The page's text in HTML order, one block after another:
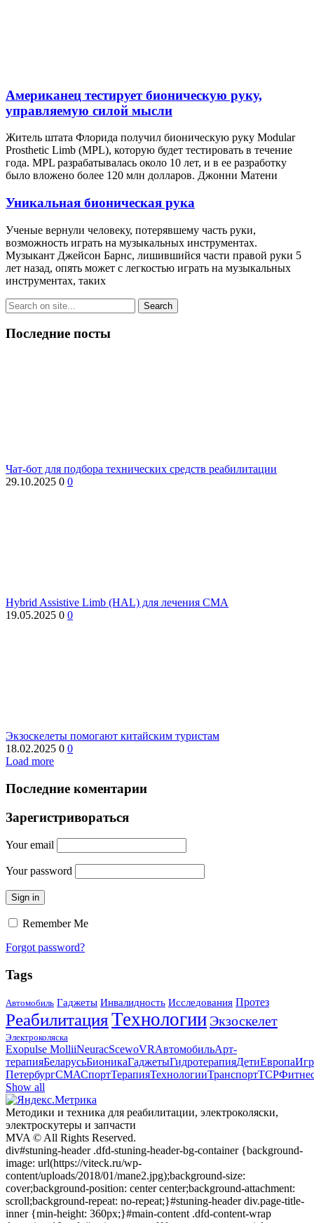
Американец тестирует бионическую руку,
управляемую силой мысли
Житель штата Флорида получил бионическую руку Modular
Prosthetic Limb (MPL), которую будет тестировать в течение
года. MPL разрабатывалась около 10 лет, и в ее разработку
было вложено более 120 млн долларов. Джонни Матени
Уникальная бионическая рука
Ученые вернули человеку, потерявшему часть руки,
возможность играть на музыкальных инструментах.
Музыкант Джейсон Барнс, лишившийся части правой руки 5
лет назад, опять может с легкостью играть на музыкальных
инструментах, таких
Последние посты
Чат-бот для подбора технических средств реабилитации
29.10.2025 0 0
Hybrid Assistive Limb (HAL) для лечения СМА
19.05.2025 0 0
Экзоскелеты помогают китайским туристам
18.02.2025 0 0
Load more
Последние коментарии
Зарегистривораться
Your email
Your password
Sign in
Remember Me
Forgot password?
Tags
Автомобиль Гаджеты Инвалидность Исследования Протез
РеабилитацияТехнологии Экзоскелет
Электроколяска
Exopulse MolliiNeuracScewoVRАвтомобильАрт-
терапияБеларусьБионикаГаджетыГидротерапияДетиЕвропа
ПетербургСМАСпортТерапияТехнологииТранспортТСР
Show all
Методики и техника для реабилитации, электроколяски,
электроскyтеры и запчасти
MVA © All Rights Reserved.
div#stuning-header .dfd-stuning-header-bg-container {background-
image: url(https://viteck.ru/wp-
content/uploads/2018/01/mane2.jpg);background-size:
cover;background-position: center center;background-attachment:
scroll;background-repeat: no-repeat;}#stuning-header div.page-title-
inner {min-height: 360px;}#main-content .dfd-content-wrap